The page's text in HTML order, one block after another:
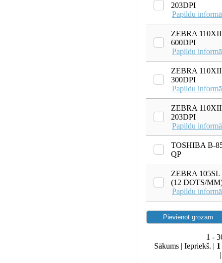
203DPI
Papildu
ZEBRA
600DPI
Papildu
ZEBRA
300DPI
Papildu
ZEBRA
203DPI
Papildu
TOSHIBA B-
QP
ZEBRA 105SL
(12 DOTS/
Papildu
1 -
Sākums | Iepriekš. | 1